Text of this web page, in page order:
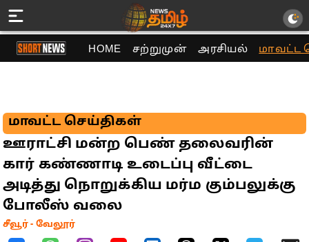
HOME சற்றுமுன் அரசியல் மாவட்ட
மாவட்ட செய்திகள்
ஊராட்சி மன்ற பெண் தலைவரின்
கார் கண்ணாடி உடைப்பு வீட்டை
அடித்து நொறுக்கிய மர்ம கும்பலுக்கு
போலீஸ் வலை
சீவூர் - வேலூர்